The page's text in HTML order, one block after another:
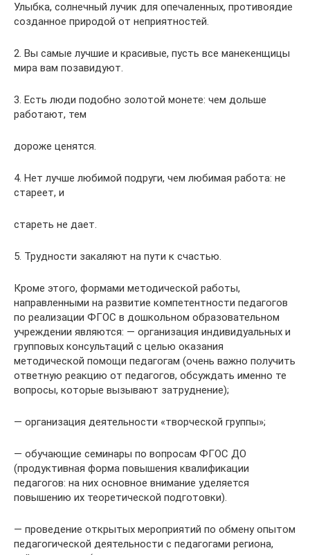
Улыбка, солнечный лучик для опечаленных, противоядие
созданное природой от неприятностей.
2. Вы самые лучшие и красивые, пусть все манекенщицы
мира вам позавидуют.
3. Есть люди подобно золотой монете: чем дольше
работают, тем
дороже ценятся.
4. Нет лучше любимой подруги, чем любимая работа: не
стареет, и
стареть не дает.
5. Трудности закаляют на пути к счастью.
Кроме этого, формами методической работы,
направленными на развитие компетентности педагогов
по реализации ФГОС в дошкольном образовательном
учреждении являются: — организация индивидуальных и
групповых консультаций с целью оказания
методической помощи педагогам (очень важно получить
ответную реакцию от педагогов, обсуждать именно те
вопросы, которые вызывают затруднение);
— организация деятельности «творческой группы»;
— обучающие семинары по вопросам ФГОС ДО
(продуктивная форма повышения квалификации
педагогов: на них основное внимание уделяется
повышению их теоретической подготовки).
— проведение открытых мероприятий по обмену опытом
педагогической деятельности с педагогами региона,